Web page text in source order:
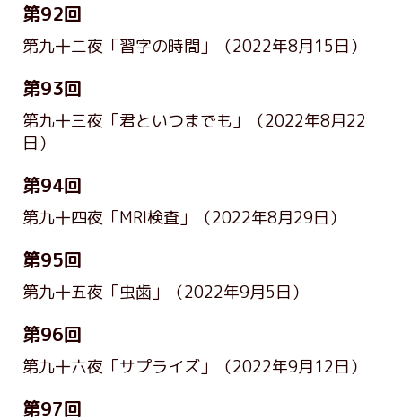
第92回
第九十二夜「習字の時間」 （2022年8月15日）
第93回
第九十三夜「君といつまでも」
（2022年8月22
日）
第94回
第九十四夜「MRI検査」 （2022年8月29日）
第95回
第九十五夜「虫歯」 （2022年9月5日）
第96回
第九十六夜「サプライズ」 （2022年9月12日）
第97回